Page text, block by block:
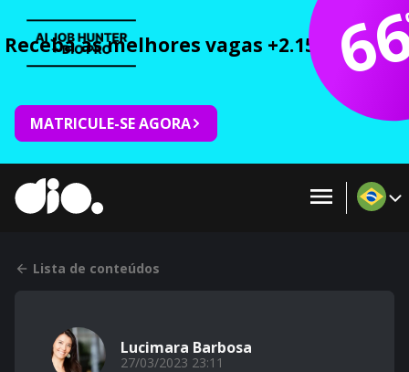
Receba as melhores vagas +2.150 cursos
MATRICULE-SE AGORA
Lista de conteúdos
Lucimara Barbosa
27/03/2023 23:11